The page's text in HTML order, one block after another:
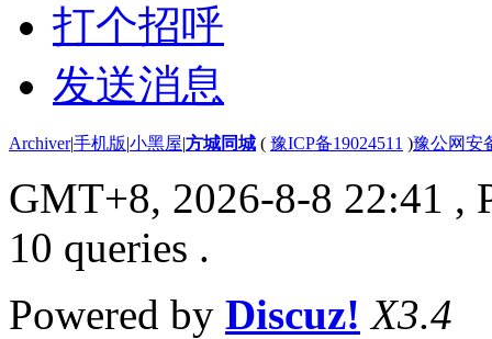
打个招呼
发送消息
Archiver|手机版|小黑屋|方城同城 ( 豫ICP备19024511 )豫公网安
GMT+8, 2026-8-8 22:41 ,
10 queries .
Powered by Discuz! X3.4